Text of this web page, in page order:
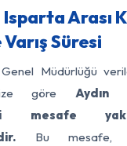
Isparta Arası
Süresi
Genel Müdürlüğü
göre
mesafe
Bu mesafe,